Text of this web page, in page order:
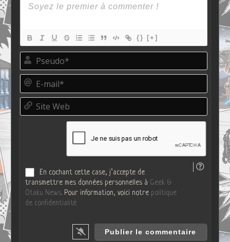
{} [+]
P
e
d
o
E
m
i
S
t
En cochant cette case, j’accepte de
transmettre mes données personnelles à Geek &
Otaku News. Pour information, voici notre politique
de confidentialité